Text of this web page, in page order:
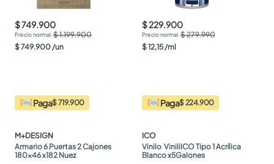
$ 749.900
$ 1.199.900
$749.900 /un
Paga$ 719.900
M+DESIGN
Armario 6 Puertas 2 Cajones
180x46 x182 Nuez
$ 229.900
$ 279.990
$12,15 /ml
Paga$ 224.900
ICO
Vinilo  ViniliICO Tipo 1 Acrílica
Blanco x5Galones